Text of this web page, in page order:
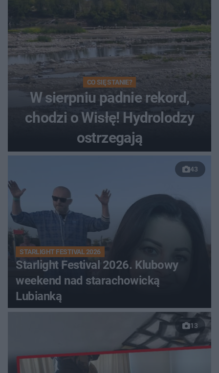
CO SIĘ STANIE?
W sierpniu padnie rekord,
chodzi o Wisłę! Hydrolodzy
ostrzegają
43
STARLIGHT FESTIVAL 2026
Starlight Festival 2026. Klubowy
weekend nad starachowicką
Lubianką
13